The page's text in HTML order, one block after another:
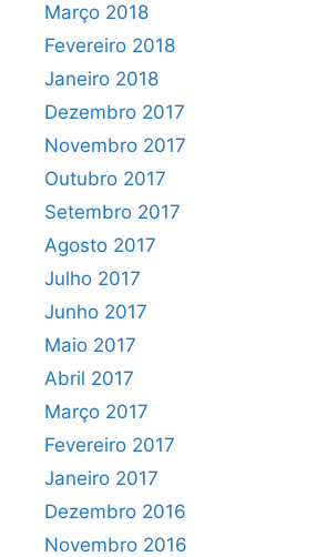
Março 2018
Fevereiro 2018
Janeiro 2018
Dezembro 2017
Novembro 2017
Outubro 2017
Setembro 2017
Agosto 2017
Julho 2017
Junho 2017
Maio 2017
Abril 2017
Março 2017
Fevereiro 2017
Janeiro 2017
Dezembro 2016
Novembro 2016